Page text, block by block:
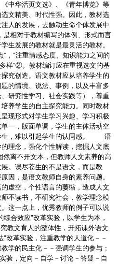
中华活页文选》、《青年博览》等
文精美、时代性强。因此，教材选
人的发展，去触动生命个体发展中
对于教材编写的体例、形式而言
生发展的教材就是最灵活的教材。
，“注重情感态度、知识能力之间的
样”②。教材编订应在重视选文的基
究创造。语文教材应从培养学生的
的情境、说法、事例，以及丰富多
研究性学习、社会实践等），尊重
养学生的自主探究能力。同时教材
现形式对学生学习兴趣、学习积极
一，版面单调，学生的主体活动空
生，难以引起学生的认同感。 语
理念，强化个性解读，挖掘人文底
不开文本，但教师人文素养的高
。误尽苍生的不是语文，而是教
因，是语文教师自身的素养问题。
虚空，个性语言的萎缩，造成人文
不读书，不研究社会，教学理念模
这一点上，优秀教师的例子可以说
合效应”改革实验，以学生为本，
究教文育人的整体性，开拓课外语文
改革实验，注重教学的人道化－－
学的民主化－－强调学生的参与；
验，定向－自学－讨论－答疑－自